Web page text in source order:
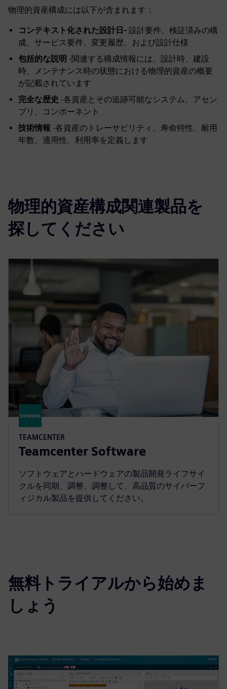
物理的資産構成には以下が含まれます：
コンテキスト化された設計日- 設計要件、検証済みの構
成、サービス要件、変更履歴、および設計仕様
包括的な説明 -関連する構成情報には、設計時、建設
時、メンテナンス時の状態における物理的資産の概要
が記載されています
完全な歴史 -各資産とその追跡可能なシステム、アセン
ブリ、コンポーネント
技術情報 -各資産のトレーサビリティ、寿命特性、耐用
年数、適用性、利用率を定義します
物理的資産構成関連製品を
探してください
TEAMCENTER
Teamcenter Software
ソフトウェアとハードウェアの製品開発ライフサイ
クルを同期、調整、調整して、高品質のサイバーフ
ィジカル製品を提供してください。
無料トライアルから始めま
しょう